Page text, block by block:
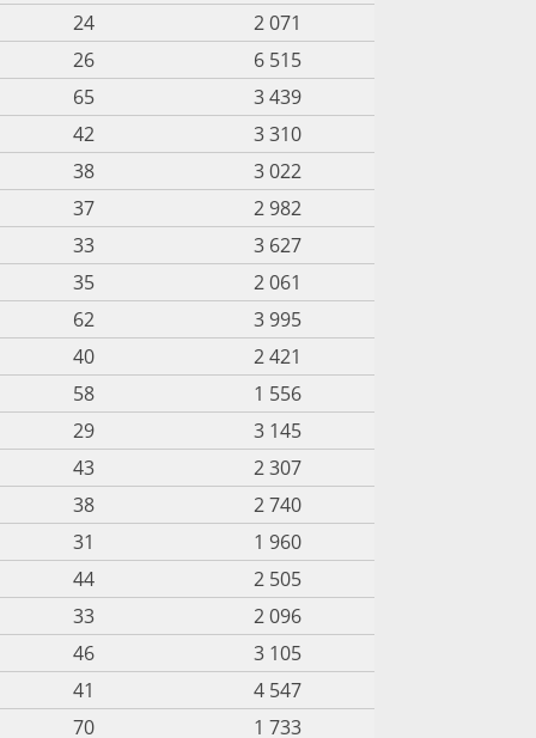
24
2 071
26
6 515
65
3 439
42
3 310
38
3 022
37
2 982
33
3 627
35
2 061
62
3 995
40
2 421
58
1 556
29
3 145
43
2 307
38
2 740
31
1 960
44
2 505
33
2 096
46
3 105
41
4 547
70
1 733